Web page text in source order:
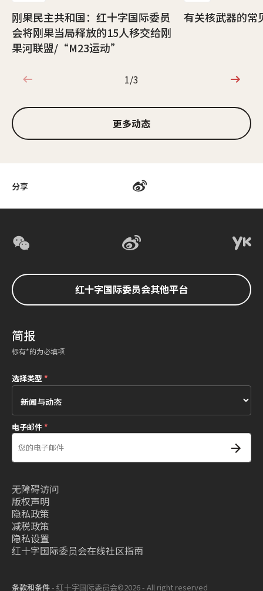
分享
刚果民主共和国：红十字国际委员
会将刚果当局释放的15人移交给刚
果河联盟/“M23运动”
有关核武器的常
1/3
1/3
更多动态
红十字国际委员会其他平台
简报
标有*的为必填项
选择类型*
电子邮件*
无障碍访问
版权声明
隐私政策
减税政策
隐私设置
红十字国际委员会在线社区指南
条款和条件- 红十字国际委员会©2026 - All right reserved